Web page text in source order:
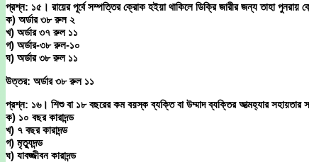
প্রশ্ন: ১৫। রায়ের পূর্বে সম্পত্তির ক্রোক হইয়া থাকিলে ডিক্রি জারীর জন্য তাহা
ক) অর্ডার ৩৮ রুল ২
খ) অর্ডার ৩৭ রুল ১১
গ) অর্ডার-৩৮ রুল-১০
ঘ) অর্ডার ৩৮ রুল ১১
উত্তর: অর্ডার ৩৮ রুল ১১
প্রশ্ন: ১৬। শিশু বা ১৮ বছরের কম বয়স্ক ব্যক্তি বা উম্মাদ ব্যক্তির আত্মহ্যার সহায়তার
ক) ১০ বছর কারাদন্ড
খ) ৭ বছর কারাদন্ড
গ) মৃত্যুদন্ড
ঘ) যাবজ্জীবন কারাদন্ড